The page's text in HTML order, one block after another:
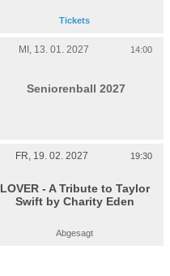
Tickets
MI, 13. 01. 2027 14:00
Seniorenball 2027
FR, 19. 02. 2027 19:30
LOVER - A Tribute to Taylor
Swift by Charity Eden
Abgesagt